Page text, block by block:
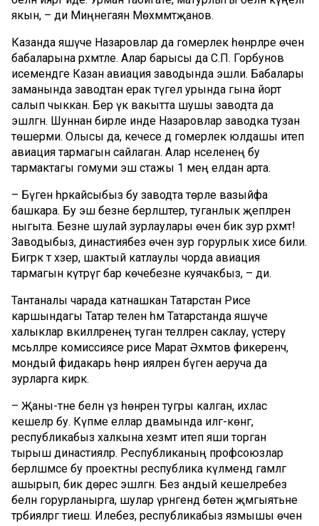
якын, – ди Миңнегаян Мөхәммәтҗанов.
Казанда яшәүче Назаровлар да гомерлек һөнәрләре өчен
бабаларына рәхмәтле. Алар барысы да С.П. Горбунов
исемендәге Казан авиация заводында эшли. Бабалары
заманында заводтан ерак түгел урында гына йорт
салып чыккан. Бер үк вакытта шушы заводта да
эшләгән. Шуннан бирле инде Назаровлар заводка тузан
төшерми. Олысы да, кечесе дә гомерлек юлдашы итеп
авиация тармагын сайлаган. Алар нәселенең бу
тармактагы гомуми эш стажы 1 мең елдан арта.
– Бүген һәркайсыбыз бу заводта төрле вазыйфа
башкара. Бу эш безне берләштерә, туганлык җепләрен
ныгыта. Безне шулай зурлаулары өчен бик зур рәхмәт!
Заводыбыз, династиябез өчен зур горурлык хисе били.
Бигрәк тә хәзер, шактый катлаулы чорда авиация
тармагын күтәрүгә бар көчебезне куячакбыз, – ди.
Тантаналы чарада катнашкан Татарстан Рәисе
каршындагы Татар телен һәм Татарстанда яшәүче
халыклар вәкилләренең туган телләрен саклау, үстерү
мәсьәләләре комиссиясе рәисе Марат Әхмәтов фикеренчә,
мондый фидакарь һөнәр ияләрен бүген аеруча да
зурларга кирәк.
– Җаны-тәне белән үз һөнәренә тугры калган, ихлас
кешеләр бу. Күпме еллар дәвамында илгә-көнгә,
республикабыз халкына хезмәт итеп яши торган
тырыш династияләр. Республиканың профсоюзлар
берләшмәсе бу проектны республика күләмендә гамәлгә
ашырып, бик дөрес эшләгән. Без андый кешеләребез
белән горурланырга, шулар үрнәгендә бөтен җәмгыятьне
тәрбияләргә тиеш. Илебез, республикабыз язмышы өчен